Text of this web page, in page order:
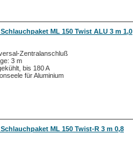
ML 150 Twist ALU 3 m 1,0
Zentralanschluß
3 m
bis 180 A
für Aluminium
ML 150 Twist-R 3 m 0,8